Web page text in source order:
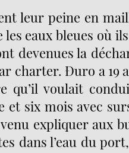
leur peine en
eaux bleues où
devenues la
charter. Đuro a 19
qu’il voulait
six mois avec
expliquer aux
dans l’eau du